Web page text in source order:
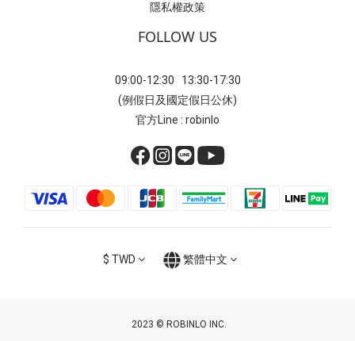
隱私權政策
FOLLOW US
09:00-12:30 13:30-17:30
(例假日及國定假日公休)
官方Line : robinlo
$ TWD 繁體中文
2023 © ROBINLO INC.